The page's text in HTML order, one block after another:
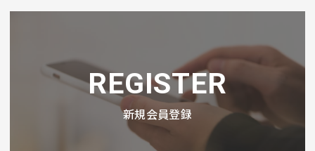
REGISTER
新規会員登録